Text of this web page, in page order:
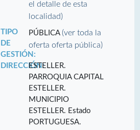
el detalle de esta
localidad)
TIPO
DE
GESTIÓN:
PÚBLICA(ver toda la
oferta oferta pública)
DIRECCIÓN:ESTELLER.
PARROQUIA CAPITAL
ESTELLER.
MUNICIPIO
ESTELLER. Estado
PORTUGUESA.